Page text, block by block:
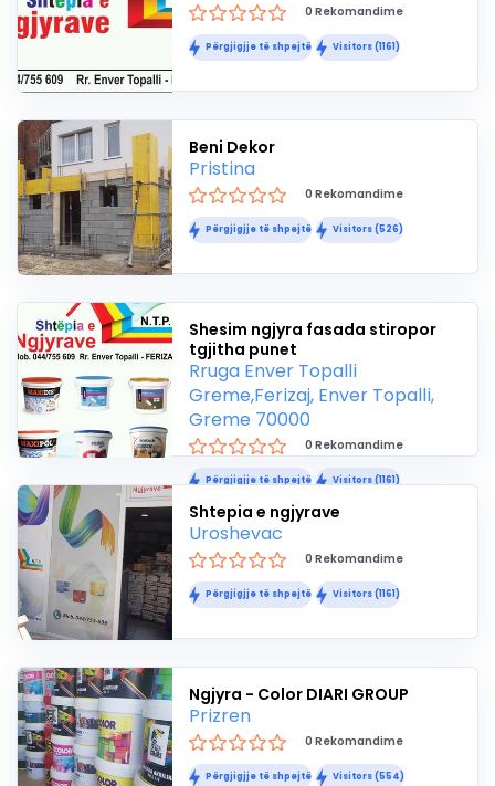
0 Rekomandime
Përgjigjje të shpejtë Visitors (1161)
Beni Dekor
Pristina
0 Rekomandime
Përgjigjje të shpejtë Visitors (526)
Shesim ngjyra fasada stiropor
tgjitha punet
Rruga Enver Topalli
Greme,Ferizaj, Enver Topalli,
Greme 70000
0 Rekomandime
Përgjigjje të shpejtë Visitors (1161)
Shtepia e ngjyrave
Uroshevac
0 Rekomandime
Përgjigjje të shpejtë Visitors (1161)
Ngjyra - Color DIARI GROUP
Prizren
0 Rekomandime
Përgjigjje të shpejtë Visitors (554)